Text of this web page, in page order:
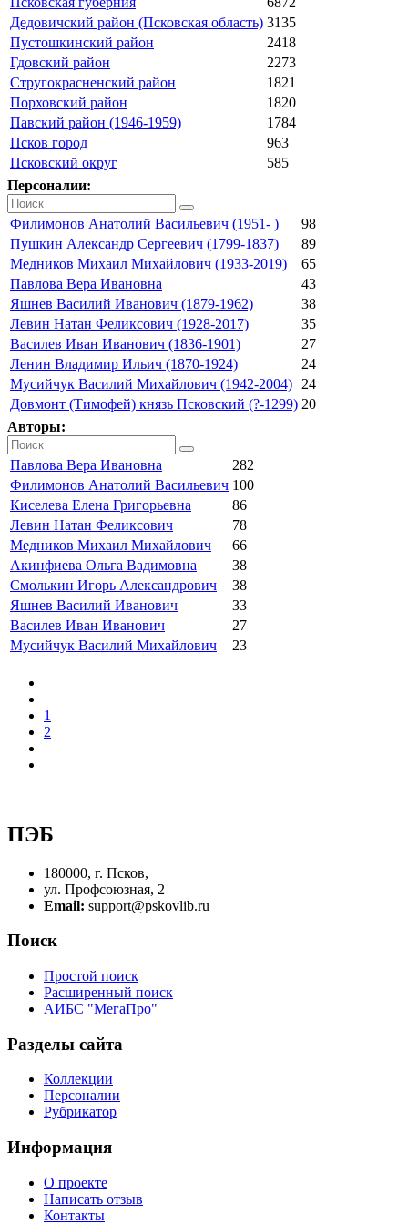
Дедовичский район (Псковская область) 3135
Пустошкинский район
2418
Гдовский район
2273
Стругокрасненский район
1821
Порховский район
1820
Павский район (1946-1959)
1784
Псков город
963
Псковский округ
585
Персоналии:
Филимонов Анатолий Васильевич (1951- )
98
Пушкин Александр Сергеевич (1799-1837)
89
Медников Михаил Михайлович (1933-2019)
65
Павлова Вера Ивановна
43
Яшнев Василий Иванович (1879-1962)
38
Левин Натан Феликсович (1928-2017)
35
Василев Иван Иванович (1836-1901)
27
Ленин Владимир Ильич (1870-1924)
24
Мусийчук Василий Михайлович (1942-2004)
24
Довмонт (Тимофей) князь Псковский (?-1299) 20
Авторы:
Павлова Вера Ивановна
282
Филимонов Анатолий Васильевич 100
Киселева Елена Григорьевна
86
Левин Натан Феликсович
78
Медников Михаил Михайлович
66
Акинфиева Ольга Вадимовна
38
Смолькин Игорь Александрович
38
Яшнев Василий Иванович
33
Василев Иван Иванович
27
Мусийчук Василий Михайлович
23
1
2
ПЭБ
180000, г. Псков,
ул. Профсоюзная, 2
Email: support@pskovlib.ru
Поиск
Простой поиск
Расширенный поиск
АИБС "МегаПро"
Разделы сайта
Коллекции
Персоналии
Рубрикатор
Информация
О проекте
Написать отзыв
Контакты